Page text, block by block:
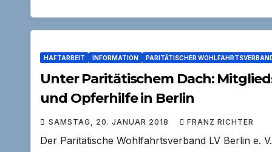
HAFTARBEIT INFORMATION PARITÄTISCHER
Unter Paritätischem Dach:
und Opferhilfe in Berlin
SAMSTAG, 20. JANUAR 2018 FRANZ RICHTER
Der Paritätische Wohlfahrtsverband LV Berlin e.